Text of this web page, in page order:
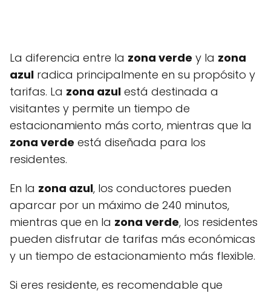
La diferencia entre la zona verde y la zona
azul radica principalmente en su propósito y
tarifas. La zona azul está destinada a
visitantes y permite un tiempo de
estacionamiento más corto, mientras que la
zona verde está diseñada para los
residentes.
En la zona azul, los conductores pueden
aparcar por un máximo de 240 minutos,
mientras que en la zona verde, los residentes
pueden disfrutar de tarifas más económicas
y un tiempo de estacionamiento más flexible.
Si eres residente, es recomendable que